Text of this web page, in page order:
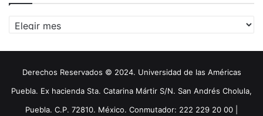
Archivos
Derechos Reservados © 2024. Universidad de las Américas
Puebla. Ex hacienda Sta. Catarina Mártir S/N. San Andrés Cholula,
Puebla. C.P. 72810. México. Conmutador: 222 229 20 00 |